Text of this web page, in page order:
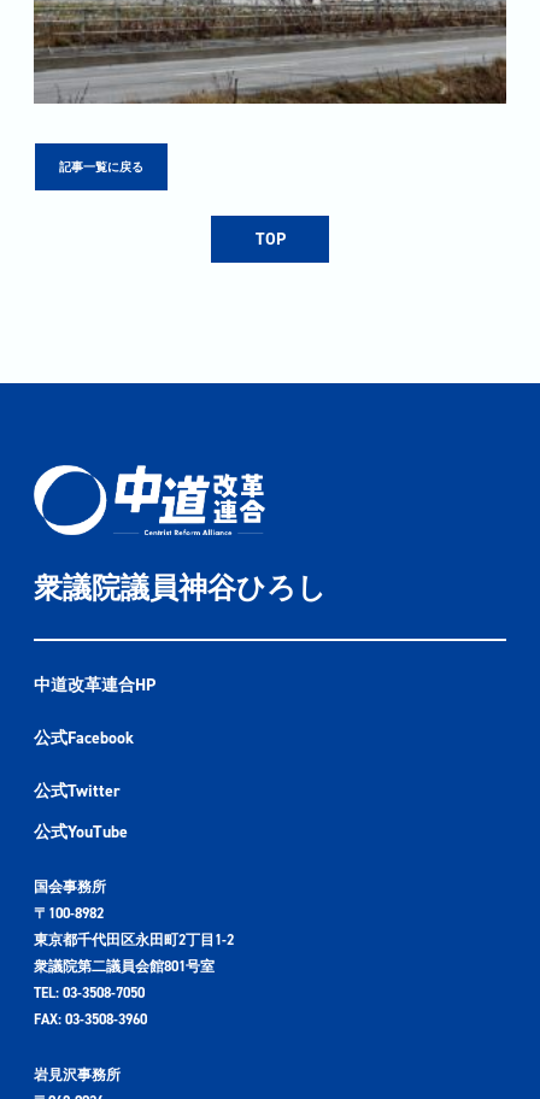
記事一覧に戻る
TOP
衆議院議員神谷ひろし
中道改革連合HP
公式Facebook
公式Twitter
公式YouTube
国会事務所
〒100-8982
東京都千代田区永田町2丁目1-2
衆議院第二議員会館801号室
TEL: 03-3508-7050
FAX: 03-3508-3960
岩見沢事務所